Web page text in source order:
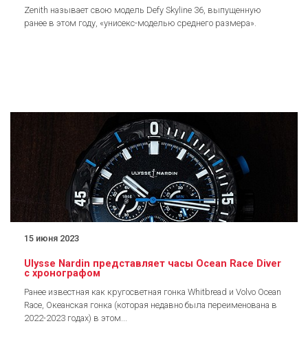
Zenith называет свою модель Defy Skyline 36, выпущенную
ранее в этом году, «унисекс-моделью среднего размера».
15 июня 2023
Ulysse Nardin представляет часы Ocean Race Diver
с хронографом
Ранее известная как кругосветная гонка Whitbread и Volvo Ocean
Race, Океанская гонка (которая недавно была переименована в
2022-2023 годах) в этом...